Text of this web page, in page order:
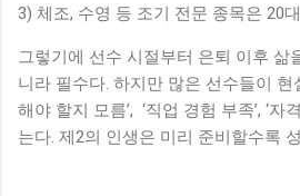
3) 체조, 수영 등 조기 전문 종목은 20
그렇기에 선수 시절부터 은퇴 이후 삶
니라 필수다. 하지만 많은 선수들이 현
해야 할지 모름’, ‘직업 경험 부족’, ‘자
는다. 제2의 인생은 미리 준비할수록